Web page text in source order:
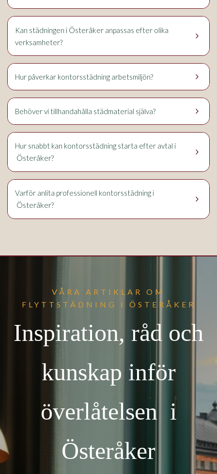
keyboard_arrow_right
Kan städningen i Österåker anpassas efter olika
verksamheter?
keyboard_arrow_right
Hur påverkar kontorsstädning arbetsmiljön?
keyboard_arrow_right
Behöver vi tillhandahålla städmaterial själva?
keyboard_arrow_right
Hur snabbt kan kontorsstädning starta efter avtal i
Österåker?
keyboard_arrow_right
Varför anlita professionell kontorsstädning i
Österåker?
VÅRA ARTIKLAR OM
FLYTTSTÄDNING I ÖSTERÅKER
Inspiration, råd och
kunskap inför
överlåtelsen i
Österåker